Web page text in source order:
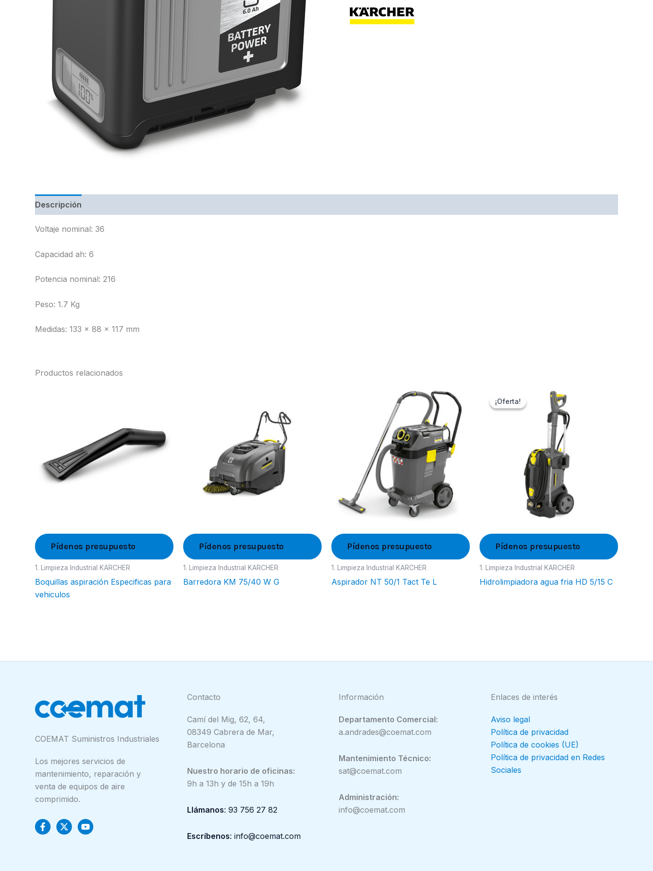
Descripción
Voltaje nominal: 36
Capacidad ah: 6
Potencia nominal: 216
Peso: 1.7 Kg
Medidas: 133 x 88 x 117 mm
Productos relacionados
Pídenos presupuesto
1. Limpieza Industrial KARCHER
Boquillas aspiración Especificas para
vehiculos
Pídenos presupuesto
1. Limpieza Industrial KARCHER
Barredora KM 75/40 W G
Pídenos presupuesto
1. Limpieza Industrial KARCHER
Aspirador NT 50/1 Tact Te L
¡Oferta!
¡Oferta!
Pídenos presupuesto
1. Limpieza Industrial KARCHER
Hidrolimpiadora agua fria HD 5/15 C
COEMAT Suministros Industriales
Los mejores servicios de
mantenimiento, reparación y
venta de equipos de aire
comprimido.
Contacto
Camí del Mig, 62, 64,
08349 Cabrera de Mar,
Barcelona
Nuestro horario de oficinas:
9h a 13h y de 15h a 19h
Llámanos: 93 756 27 82
Escríbenos: info@coemat.com
Información
Departamento Comercial:
a.andrades@coemat.com
Mantenimiento Técnico:
sat@coemat.com
Administración:
info@coemat.com
Enlaces de interés
Aviso legal
Política de privacidad
Política de cookies (UE)
Política de privacidad en Redes
Sociales